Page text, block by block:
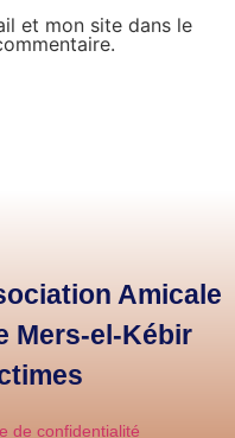
et mon site dans le
Amicale
Mers-el-Kébir
de confidentialité